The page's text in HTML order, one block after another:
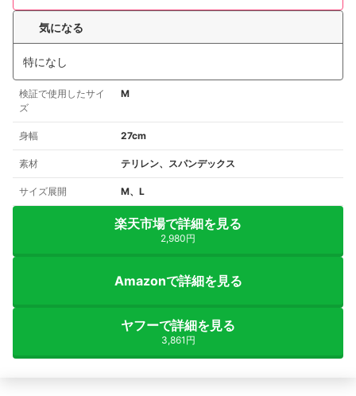
気になる
特になし
検証で使用したサイ
ズ
M
身幅 27cm
素材 テリレン、スパンデックス
サイズ展開 M、L
楽天市場で詳細を見る
2,980円
Amazonで詳細を見る
ヤフーで詳細を見る
3,861円